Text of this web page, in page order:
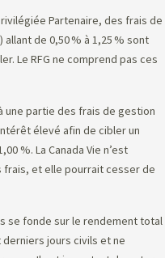
Partenaire, des frais de
de 0,50 % à 1,25 % sont
Le RFG ne comprend pas ces
une partie des frais de gestion
élevé afin de cibler un
%. La Canada Vie n’est
frais, et elle pourrait cesser de
se fonde sur le rendement total
jours civils et ne